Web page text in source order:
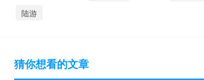
陆游
猜你想看的文章